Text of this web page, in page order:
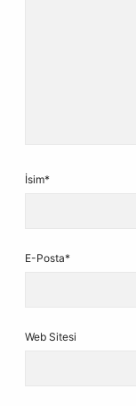
İsim*
E-Posta*
Web Sitesi